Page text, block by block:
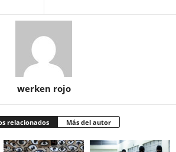
werken rojo
relacionados Más del autor